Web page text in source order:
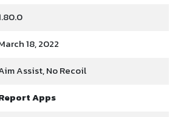
18, 2022
Assist, No Recoil
Apps